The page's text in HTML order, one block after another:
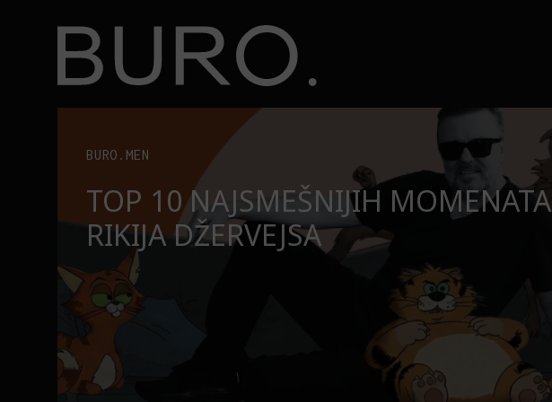
BURO.
BURO.MEN
TOP 10 NAJSMEŠNIJIH MOMENATA
RIKIJA DŽERVEJSA
Top 10 najsmešnijih momenata Rikija Džervejsa